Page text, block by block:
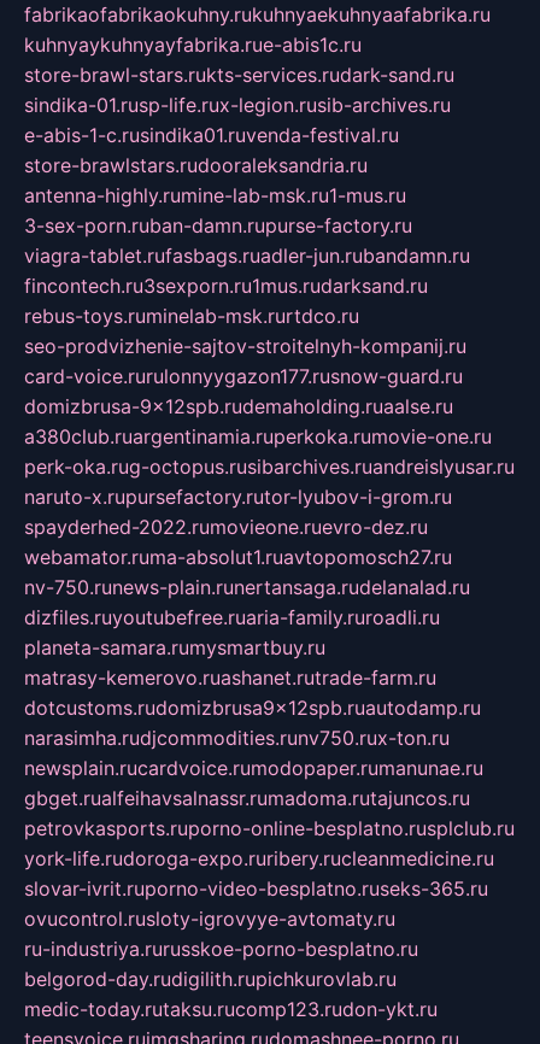
fabrikaofabrikaokuhny.rukuhnyaekuhnyaafabrika.ru
kuhnyaykuhnyayfabrika.rue-abis1c.ru
store-brawl-stars.rukts-services.rudark-sand.ru
sindika-01.rusp-life.rux-legion.rusib-archives.ru
e-abis-1-c.rusindika01.ruvenda-festival.ru
store-brawlstars.rudooraleksandria.ru
antenna-highly.rumine-lab-msk.ru1-mus.ru
3-sex-porn.ruban-damn.rupurse-factory.ru
viagra-tablet.rufasbags.ruadler-jun.rubandamn.ru
fincontech.ru3sexporn.ru1mus.rudarksand.ru
rebus-toys.ruminelab-msk.rurtdco.ru
seo-prodvizhenie-sajtov-stroitelnyh-kompanij.ru
card-voice.rurulonnyygazon177.rusnow-guard.ru
domizbrusa-9x12spb.rudemaholding.ruaalse.ru
a380club.ruargentinamia.ruperkoka.rumovie-one.ru
perk-oka.rug-octopus.rusibarchives.ruandreislyusar.ru
naruto-x.rupursefactory.rutor-lyubov-i-grom.ru
spayderhed-2022.rumovieone.ruevro-dez.ru
webamator.ruma-absolut1.ruavtopomosch27.ru
nv-750.runews-plain.runertansaga.rudelanalad.ru
dizfiles.ruyoutubefree.ruaria-family.ruroadli.ru
planeta-samara.rumysmartbuy.ru
matrasy-kemerovo.ruashanet.rutrade-farm.ru
dotcustoms.rudomizbrusa9x12spb.ruautodamp.ru
narasimha.rudjcommodities.runv750.rux-ton.ru
newsplain.rucardvoice.rumodopaper.rumanunae.ru
gbget.rualfeihavsalnassr.rumadoma.rutajuncos.ru
petrovkasports.ruporno-online-besplatno.rusplclub.ru
york-life.rudoroga-expo.ruribery.rucleanmedicine.ru
slovar-ivrit.ruporno-video-besplatno.ruseks-365.ru
ovucontrol.rusloty-igrovyye-avtomaty.ru
ru-industriya.rurusskoe-porno-besplatno.ru
belgorod-day.rudigilith.rupichkurovlab.ru
medic-today.rutaksu.rucomp123.rudon-ykt.ru
teensvoice.ruimgsharing.rudomashnee-porno.ru